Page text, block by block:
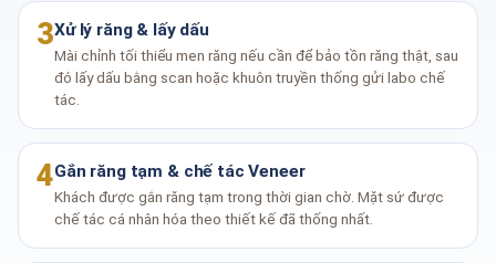
3Xử lý răng & lấy dấu
Mài chỉnh tối thiểu men răng nếu cần để bảo tồn răng thật, sau
đó lấy dấu bằng scan hoặc khuôn truyền thống gửi labo chế
tác.
4Gắn răng tạm & chế tác Veneer
Khách được gắn răng tạm trong thời gian chờ. Mặt sứ được
chế tác cá nhân hóa theo thiết kế đã thống nhất.